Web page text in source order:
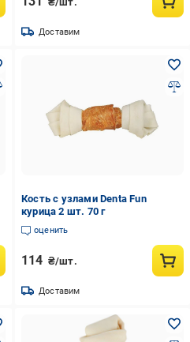
Доставим
Кость с узлами Denta Fun
курица 2 шт. 70 г
оценить
114 ₴/шт.
Доставим